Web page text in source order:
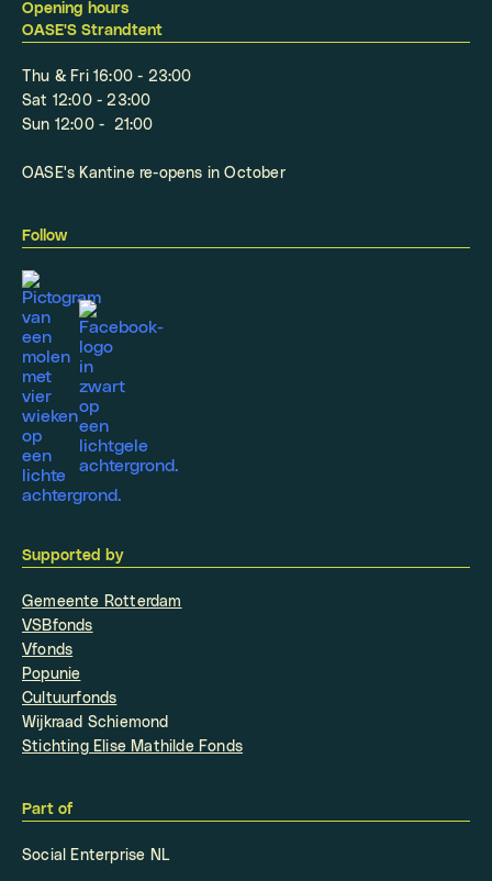
Opening hours
OASE'S Strandtent
Thu & Fri 16:00 - 23:00
Sat 12:00 - 23:00
Sun 12:00 - 21:00
OASE's Kantine re-opens in October
Follow
Supported by
Gemeente Rotterdam
VSBfonds
Vfonds
Popunie
Cultuurfonds
Wijkraad Schiemond
Stichting Elise Mathilde Fonds
Part of
Social Enterprise NL